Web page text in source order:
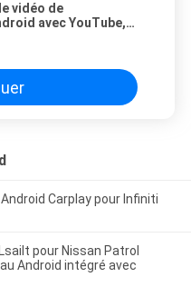
vidéo de
avec YouTube,
Carplay pour Infiniti
pour Nissan Patrol
Android intégré avec